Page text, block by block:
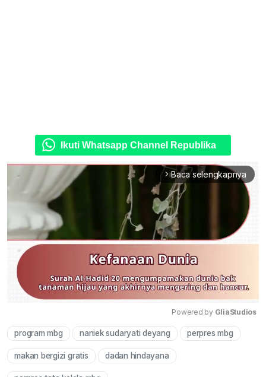
Ikuti Whatsapp Channel Republika
arrow_forward_ios Baca selengkapnya
Mute
Powered by GliaStudios
program mbg naniek sudaryati deyang perpres mbg
makan bergizi gratis dadan hindayana